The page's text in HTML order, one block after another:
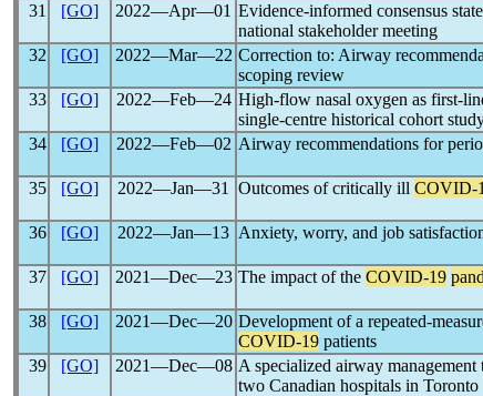
31
[GO] 2022―Apr―01 Evidence-informed consensus
national stakeholder meeting
32
[GO] 2022―Mar―22 Correction to: Airway
scoping review
33
[GO] 2022―Feb―24 High-flow nasal oxygen as first-
single-centre historical cohort
34
[GO] 2022―Feb―02 Airway recommendations for
35
[GO] 2022―Jan―31 Outcomes of critically ill COVID-
36
[GO] 2022―Jan―13 Anxiety, worry, and job
37
[GO] 2021―Dec―23 The impact of the COVID-19
38
[GO] 2021―Dec―20 Development of a repeated-
COVID-19 patients
39
[GO] 2021―Dec―08 A specialized airway management
two Canadian hospitals in Toronto